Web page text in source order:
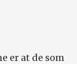
er at de som